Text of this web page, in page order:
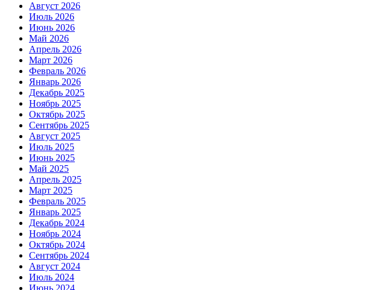
Август 2026
Июль 2026
Июнь 2026
Май 2026
Апрель 2026
Март 2026
Февраль 2026
Январь 2026
Декабрь 2025
Ноябрь 2025
Октябрь 2025
Сентябрь 2025
Август 2025
Июль 2025
Июнь 2025
Май 2025
Апрель 2025
Март 2025
Февраль 2025
Январь 2025
Декабрь 2024
Ноябрь 2024
Октябрь 2024
Сентябрь 2024
Август 2024
Июль 2024
Июнь 2024